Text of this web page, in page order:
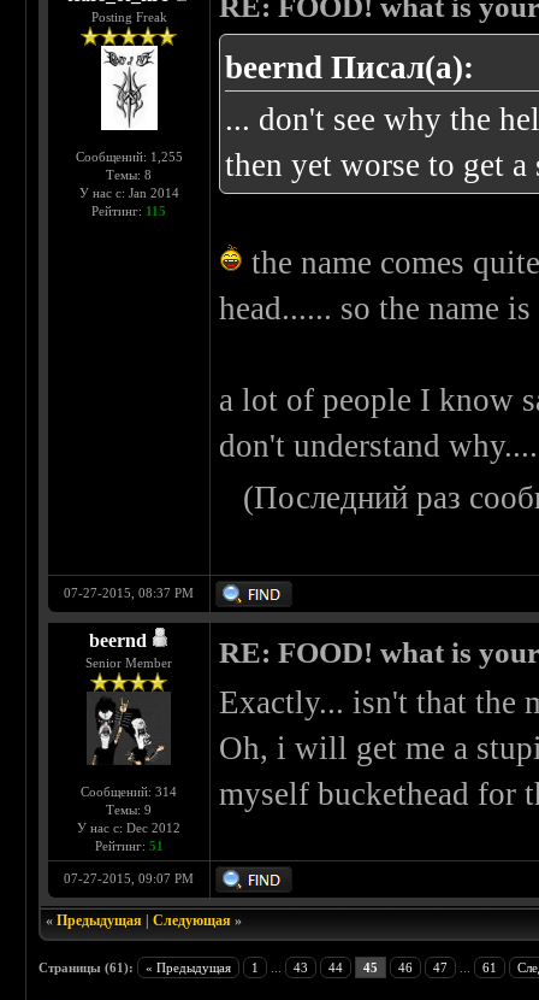
Posting Freak
Сообщений: 1,255
Темы: 8
У нас с: Jan 2014
Рейтинг: 115
RE: FOOD! what is
beernd Писал(а):
... don't see why the
then yet worse to get
the name comes
head...... so the name
a lot of people I know
don't understand
(Последний раз
07-27-2015, 08:37 PM
beernd
Senior Member
Сообщений: 314
Темы: 9
У нас с: Dec 2012
Рейтинг: 51
RE: FOOD! what is
Exactly... isn't that the
Oh, i will get me a
myself buckethead for
07-27-2015, 09:07 PM
«Предыдущая |Следующая »
Страницы (61): « Предыдущая 1 43 44 45 46 47 61